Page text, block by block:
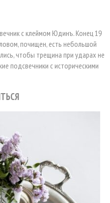
с клеймом Юдинъ. Конец 19
почищен, есть небольшой
чтобы трещина при ударах не
подсвечники с историческими